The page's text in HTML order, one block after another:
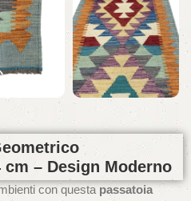
cm – Design Moderno
con questa passatoia